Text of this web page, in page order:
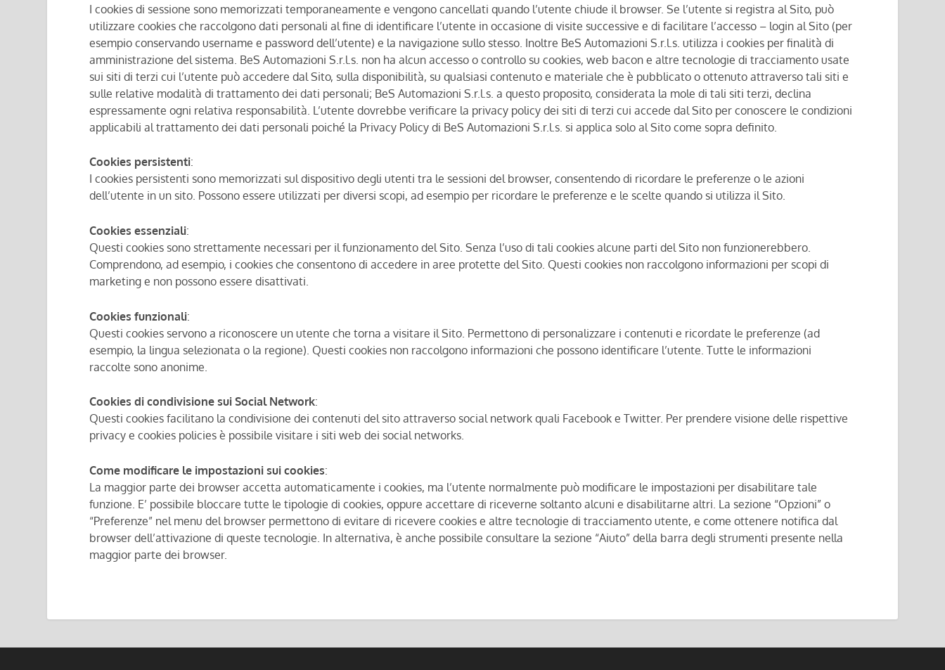
I cookies di sessione sono memorizzati temporaneamente e vengono cancellati quando l’utente chiude il browser. Se l’utente si registra al Sito, può
utilizzare cookies che raccolgono dati personali al fine di identificare l’utente in occasione di visite successive e di facilitare l’accesso – login al Sito (per
esempio conservando username e password dell’utente) e la navigazione sullo stesso. Inoltre BeS Automazioni S.r.l.s. utilizza i cookies per finalità di
amministrazione del sistema. BeS Automazioni S.r.l.s. non ha alcun accesso o controllo su cookies, web bacon e altre tecnologie di tracciamento usate
sui siti di terzi cui l’utente può accedere dal Sito, sulla disponibilità, su qualsiasi contenuto e materiale che è pubblicato o ottenuto attraverso tali siti e
sulle relative modalità di trattamento dei dati personali; BeS Automazioni S.r.l.s. a questo proposito, considerata la mole di tali siti terzi, declina
espressamente ogni relativa responsabilità. L’utente dovrebbe verificare la privacy policy dei siti di terzi cui accede dal Sito per conoscere le condizioni
applicabili al trattamento dei dati personali poiché la Privacy Policy di BeS Automazioni S.r.l.s. si applica solo al Sito come sopra definito.
Cookies persistenti:
I cookies persistenti sono memorizzati sul dispositivo degli utenti tra le sessioni del browser, consentendo di ricordare le preferenze o le azioni
dell’utente in un sito. Possono essere utilizzati per diversi scopi, ad esempio per ricordare le preferenze e le scelte quando si utilizza il Sito.
Cookies essenziali:
Questi cookies sono strettamente necessari per il funzionamento del Sito. Senza l’uso di tali cookies alcune parti del Sito non funzionerebbero.
Comprendono, ad esempio, i cookies che consentono di accedere in aree protette del Sito. Questi cookies non raccolgono informazioni per scopi di
marketing e non possono essere disattivati.
Cookies funzionali:
Questi cookies servono a riconoscere un utente che torna a visitare il Sito. Permettono di personalizzare i contenuti e ricordate le preferenze (ad
esempio, la lingua selezionata o la regione). Questi cookies non raccolgono informazioni che possono identificare l’utente. Tutte le informazioni
raccolte sono anonime.
Cookies di condivisione sui Social Network:
Questi cookies facilitano la condivisione dei contenuti del sito attraverso social network quali Facebook e Twitter. Per prendere visione delle rispettive
privacy e cookies policies è possibile visitare i siti web dei social networks.
Come modificare le impostazioni sui cookies:
La maggior parte dei browser accetta automaticamente i cookies, ma l’utente normalmente può modificare le impostazioni per disabilitare tale
funzione. E’ possibile bloccare tutte le tipologie di cookies, oppure accettare di riceverne soltanto alcuni e disabilitarne altri. La sezione “Opzioni” o
“Preferenze” nel menu del browser permettono di evitare di ricevere cookies e altre tecnologie di tracciamento utente, e come ottenere notifica dal
browser dell’attivazione di queste tecnologie. In alternativa, è anche possibile consultare la sezione “Aiuto” della barra degli strumenti presente nella
maggior parte dei browser.